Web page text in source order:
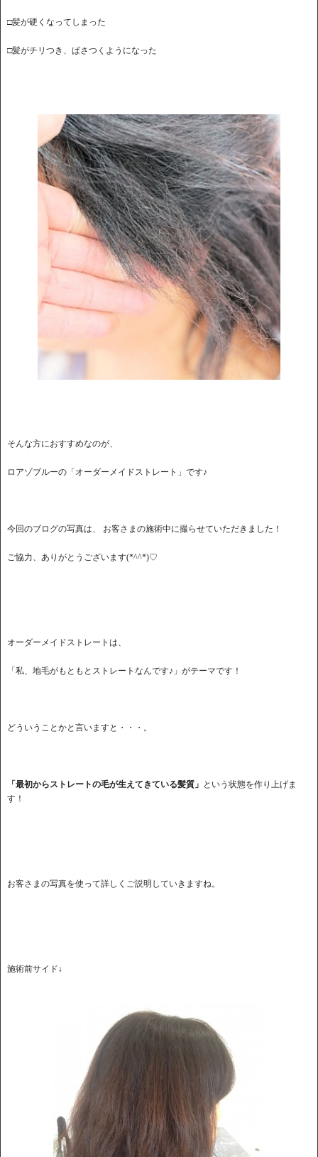
□髪が硬くなってしまった
□髪がチリつき、ぱさつくようになった
そんな方におすすめなのが、
ロアゾブルーの「オーダーメイドストレート」です♪
今回のブログの写真は、 お客さまの施術中に撮らせていただきました！
ご協力、ありがとうございます(*^^*)♡
オーダーメイドストレートは、
「私、地毛がもともとストレートなんです♪」がテーマです！
どういうことかと言いますと・・・。
「最初からストレートの毛が生えてきている髪質」 という状態を作り上げま
す！
お客さまの写真を使って詳しくご説明していきますね。
施術前サイド↓